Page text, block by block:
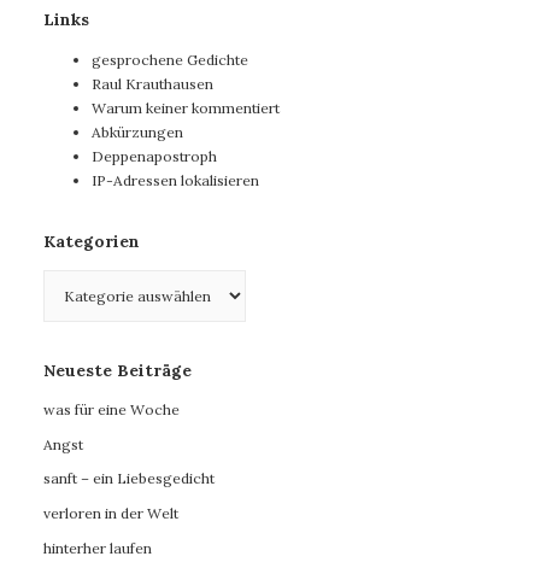
Links
gesprochene Gedichte
Raul Krauthausen
Warum keiner kommentiert
Abkürzungen
Deppenapostroph
IP-Adressen lokalisieren
Kategorien
Neueste Beiträge
was für eine Woche
Angst
sanft – ein Liebesgedicht
verloren in der Welt
hinterher laufen